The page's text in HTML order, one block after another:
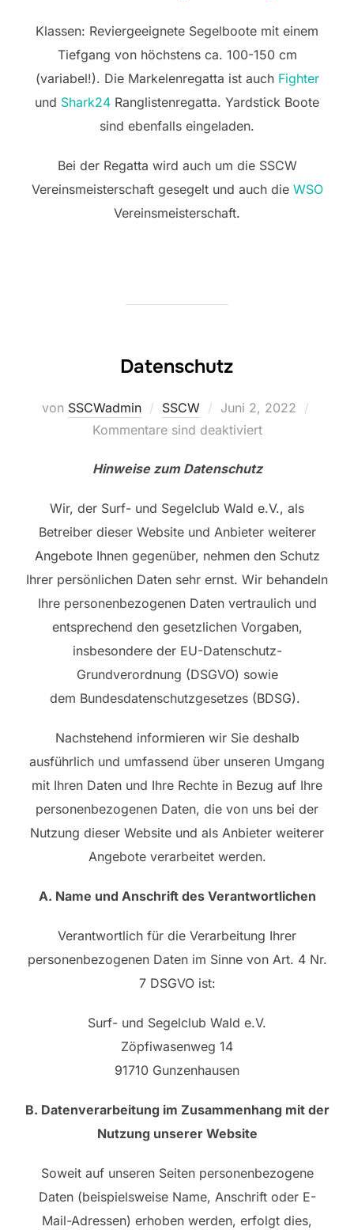
Klassen: Reviergeeignete Segelboote mit einem
Tiefgang von höchstens ca. 100-150 cm
(variabel!). Die Markelenregatta ist auch Fighter
und Shark24 Ranglistenregatta. Yardstick Boote
sind ebenfalls eingeladen.
Bei der Regatta wird auch um die SSCW
Vereinsmeisterschaft gesegelt und auch die WSO
Vereinsmeisterschaft.
Datenschutz
von SSCWadmin SSCW
Veröffentlicht
am
Juni 2, 2022
Kommentare sind deaktiviert
Hinweise zum Datenschutz
Wir, der Surf- und Segelclub Wald e.V., als
Betreiber dieser Website und Anbieter weiterer
Angebote Ihnen gegenüber, nehmen den Schutz
Ihrer persönlichen Daten sehr ernst. Wir behandeln
Ihre personenbezogenen Daten vertraulich und
entsprechend den gesetzlichen Vorgaben,
insbesondere der EU-Datenschutz-
Grundverordnung (DSGVO) sowie
dem Bundesdatenschutzgesetzes (BDSG).
Nachstehend informieren wir Sie deshalb
ausführlich und umfassend über unseren Umgang
mit Ihren Daten und Ihre Rechte in Bezug auf Ihre
personenbezogenen Daten, die von uns bei der
Nutzung dieser Website und als Anbieter weiterer
Angebote verarbeitet werden.
A. Name und Anschrift des Verantwortlichen
Verantwortlich für die Verarbeitung Ihrer
personenbezogenen Daten im Sinne von Art. 4 Nr.
7 DSGVO ist:
Surf- und Segelclub Wald e.V.
Zöpfiwasenweg 14
91710 Gunzenhausen
B. Datenverarbeitung im Zusammenhang mit der
Nutzung unserer Website
Soweit auf unseren Seiten personenbezogene
Daten (beispielsweise Name, Anschrift oder E-
Mail-Adressen) erhoben werden, erfolgt dies,